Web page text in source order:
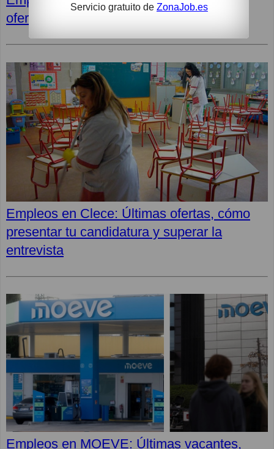
Servicio gratuito de ZonaJob.es
ofertas en tu ciudad
Empleos en Clece: Últimas ofertas, cómo
presentar tu candidatura y superar la
entrevista
Empleos en MOEVE: Últimas vacantes,